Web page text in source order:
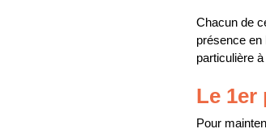
Chacun de
présence en
particulière
Le 1er
Pour